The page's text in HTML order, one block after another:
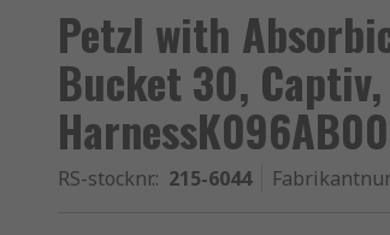
Petzl with
Bucket 30,
HarnessK096AB00
RS-stocknr.: 215-6044